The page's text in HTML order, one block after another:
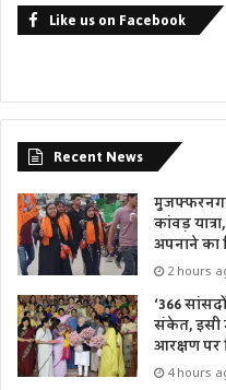
Like us on Facebook
Recent News
कांवड़
अपनाने का
2 hours
‘366
संकेत, इसी
आरक्षण पर
4 hours